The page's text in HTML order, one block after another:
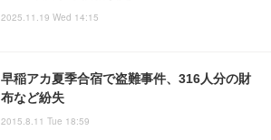
2025.11.19 Wed 14:15
早稲アカ夏季合宿で盗難事件、316人分の財
布など紛失
2015.8.11 Tue 18:59